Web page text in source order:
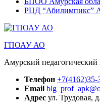
РЦД “Абилимпикс”
ГПОАУ АО
Амурский педагогический
Телефон +7(4162)35-
Email
Адрес ул. Трудовая,